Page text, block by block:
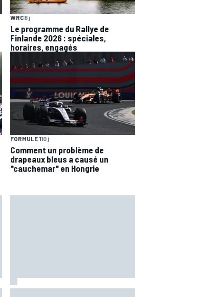
WRC8 j
Le programme du Rallye de
Finlande 2026 : spéciales,
horaires, engagés
FORMULE 110 j
Comment un problème de
drapeaux bleus a causé un
"cauchemar" en Hongrie